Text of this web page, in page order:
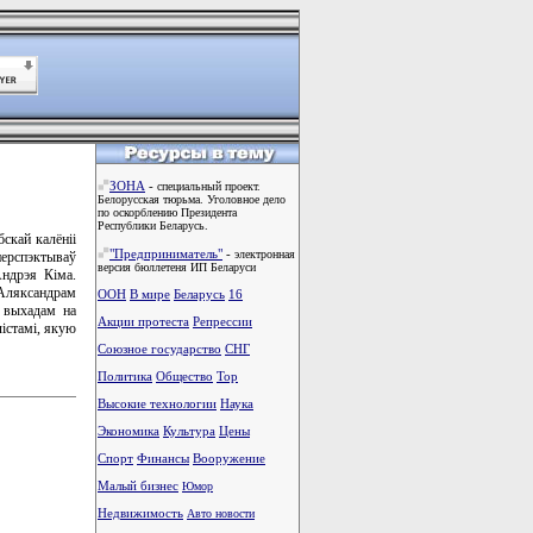
калёніі
Кіма.
выхадам на
якую
ЗОНА - специальный проект.
Белорусская тюрьма. Уголовное дело
по оскорблению Президента
Республики Беларусь.
"Предприниматель" - электронная
версия бюллетеня ИП Беларуси
ООН В мире Беларусь 16
Акции протеста Репрессии
Союзное государство СНГ
Политика Общество Тоp
Высокие технологии Наука
Экономика Культура Цены
Спорт Финансы Вооружение
Малый бизнес Юмор
Недвижимость Авто новости